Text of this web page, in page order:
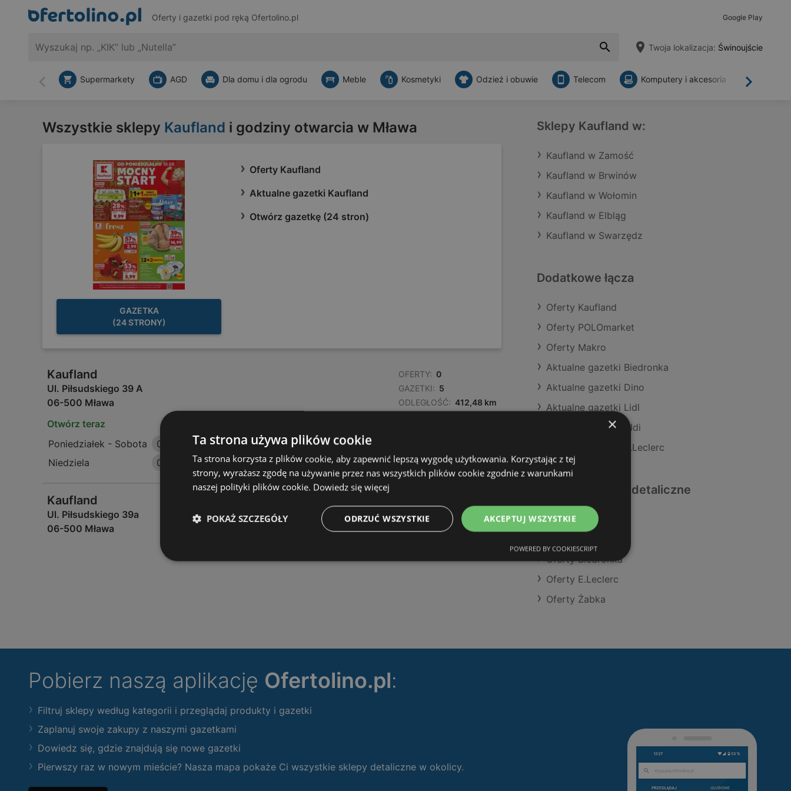
Oferty i gazetki pod ręką Ofertolino.pl Google Play
Twoja lokalizacja: Świnoujście
Wstecz Dalej
Supermarkety AGD Dla domu i dla ogrodu Meble Kosmetyki Odzież i obuwie Telecom Komputery i akcesoria
Wszystkie sklepy Kaufland i godziny otwarcia w Mława
GAZETKA
(24 STRONY)
Oferty Kaufland
Aktualne gazetki Kaufland
Otwórz gazetkę (24 stron)
Kaufland
Ul. Piłsudskiego 39 A
06-500 Mława
OFERTY: 0
GAZETKI: 5
ODLEGŁOŚĆ: 412,48 km
Otwórz teraz
Poniedziałek - Sobota
06:00
22:00
Niedziela
08:00 20:00
Kaufland
Ul. Piłsudskiego 39a
06-500 Mława
GAZETKI:
ODLEGŁOŚĆ:
414,07 km
Sklepy Kaufland w:
Kaufland w Zamość
Kaufland w Brwinów
Kaufland w Wołomin
Kaufland w Elbląg
Kaufland w Swarzędz
Dodatkowe łącza
Oferty Kaufland
Oferty POLOmarket
Oferty Makro
Aktualne gazetki Biedronka
Aktualne gazetki Dino
Aktualne gazetki Lidl
Aktualne gazetki Aldi
Aktualne gazetki E.Leclerc
Podobne sklepy detaliczne
Oferty Action
Oferty Biedronka
Oferty E.Leclerc
Oferty Żabka
Pobierz naszą aplikację Ofertolino.pl:
Filtruj sklepy według kategorii i przeglądaj produkty i gazetki
Zaplanuj swoje zakupy z naszymi gazetkami
Dowiedz się, gdzie znajdują się nowe gazetki
Pierwszy raz w nowym mieście? Nasza mapa pokaże Ci wszystkie sklepy detaliczne w okolicy.
×
Ta strona używa plików cookie
Ta strona korzysta z plików cookie, aby zapewnić lepszą wygodę użytkowania. Korzystając z tej
strony, wyrażasz zgodę na używanie przez nas wszystkich plików cookie zgodnie z warunkami
naszej polityki plików cookie. Dowiedz się więcej
AKCEPTUJ WSZYSTKIE
ODRZUĆ WSZYSTKIE
POKAŻ SZCZEGÓŁY
POWERED BY COOKIESCRIPT